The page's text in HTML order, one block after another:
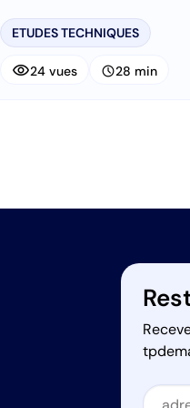
ETUDES TECHNIQUES
visibility24 vues schedule28 min